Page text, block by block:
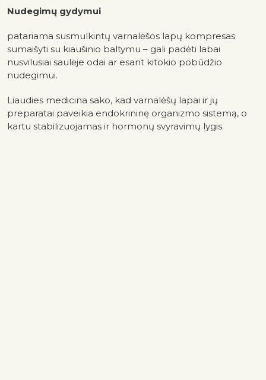
Nudegimų gydymui
patariama susmulkintų varnalėšos lapų kompresas
sumaišyti su kiaušinio baltymu – gali padėti labai
nusvilusiai saulėje odai ar esant kitokio pobūdžio
nudegimui.
Liaudies medicina sako, kad varnalėšų lapai ir jų
preparatai paveikia endokrininę organizmo sistemą, o
kartu stabilizuojamas ir hormonų svyravimų lygis.